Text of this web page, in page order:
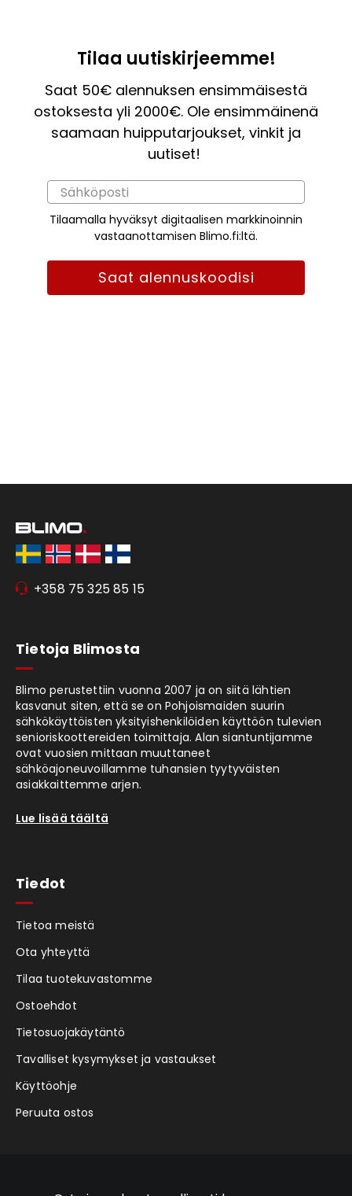
Tilaa uutiskirjeemme!
Saat 50€ alennuksen ensimmäisestä
ostoksesta yli 2000€. Ole ensimmäinenä
saamaan huipputarjoukset, vinkit ja
uutiset!
Tilaamalla hyväksyt digitaalisen markkinoinnin
vastaanottamisen Blimo.fi:ltä.
Saat alennuskoodisi
+358 75 325 85 15
Tietoja Blimosta
Blimo perustettiin vuonna 2007 ja on siitä lähtien
kasvanut siten, että se on Pohjoismaiden suurin
sähkökäyttöisten yksityishenkilöiden käyttöön tulevien
senioriskoottereiden toimittaja. Alan siantuntijamme
ovat vuosien mittaan muuttaneet
sähköajoneuvoillamme tuhansien tyytyväisten
asiakkaittemme arjen.
Lue lisää täältä
Tiedot
Tietoa meistä
Ota yhteyttä
Tilaa tuotekuvastomme
Ostoehdot
Tietosuojakäytäntö
Tavalliset kysymykset ja vastaukset
Käyttöohje
Peruuta ostos